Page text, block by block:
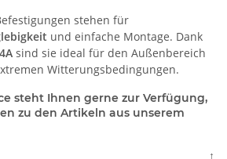
stehen für
und einfache Montage. Dank
sind sie ideal für den Außenbereich
Witterungsbedingungen.
steht Ihnen gerne zur Verfügung,
zu den Artikeln aus unserem
↑